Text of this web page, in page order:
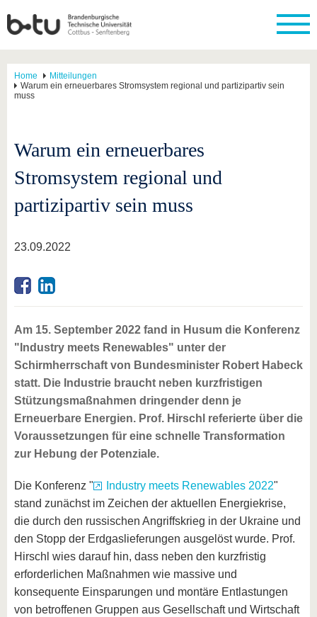
Home
Mitteilungen
Warum ein erneuerbares Stromsystem regional und partizipartiv sein
muss
Warum ein erneuerbares
Stromsystem regional und
partizipartiv sein muss
23.09.2022
Am 15. September 2022 fand in Husum die Konferenz
"Industry meets Renewables" unter der
Schirmherrschaft von Bundesminister Robert Habeck
statt. Die Industrie braucht neben kurzfristigen
Stützungsmaßnahmen dringender denn je
Erneuerbare Energien. Prof. Hirschl referierte über die
Voraussetzungen für eine schnelle Transformation
zur Hebung der Potenziale.
Die Konferenz " Industry meets Renewables 2022"
stand zunächst im Zeichen der aktuellen Energiekrise,
die durch den russischen Angriffskrieg in der Ukraine und
den Stopp der Erdgaslieferungen ausgelöst wurde. Prof.
Hirschl wies darauf hin, dass neben den kurzfristig
erforderlichen Maßnahmen wie massive und
konsequente Einsparungen und montäre Entlastungen
von betroffenen Gruppen aus Gesellschaft und Wirtschaft